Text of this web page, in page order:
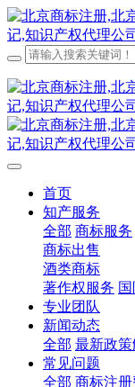
首页
知产服务
全部 商标服务
商标出售
酒类商标
著作权服务
专业团队
新闻动态
全部 最新政
常见问题
全部 商标注册